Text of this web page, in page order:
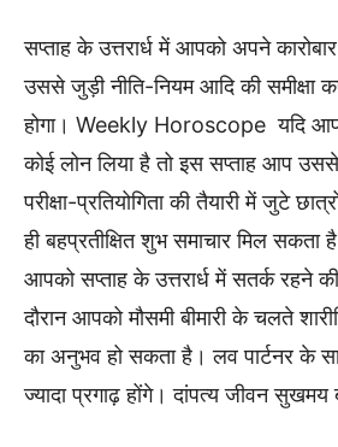
सप्ताह के उत्तरार्ध में आपको अपने
उससे जुड़ी नीति-नियम आदि की समीक्षा
होगा। Weekly Horoscope यदि
कोई लोन लिया है तो इस सप्ताह आप
परीक्षा-प्रतियोगिता की तैयारी में जुटे
ही बहप्रतीक्षित शुभ समाचार मिल सकता
आपको सप्ताह के उत्तरार्ध में सतर्क रहने
दौरान आपको मौसमी बीमारी के चलते
का अनुभव हो सकता है। लव पार्टनर के
ज्यादा प्रगाढ़ होंगे। दांपत्य जीवन सुखमय